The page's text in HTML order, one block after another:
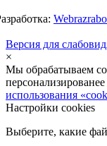
Версия для
×
Мы обрабатываем
использования
Настройки cookies
Выберите, какие